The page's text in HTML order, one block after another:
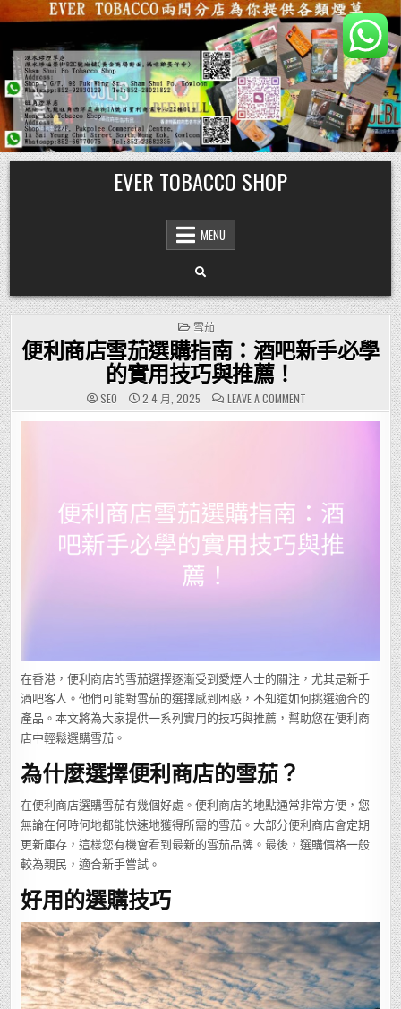
Skip
to
content
EVER TOBACCO SHOP
MENU
POSTED
IN
雪茄
便利商店雪茄選購指南：酒吧新手必學
的實用技巧與推薦！
SEO 2 4 月, 2025 LEAVE A COMMENTON
便
利
南：
酒
新
手
必
在香港，便利商店的雪茄選擇逐漸受到愛煙人士的關注，尤其是新手
酒吧客人。他們可能對雪茄的選擇感到困惑，不知道如何挑選適合的
產品。本文將為大家提供一系列實用的技巧與推薦，幫助您在便利商
店中輕鬆選購雪茄。
為什麼選擇便利商店的雪茄？
在便利商店選購雪茄有幾個好處。便利商店的地點通常非常方便，您
無論在何時何地都能快速地獲得所需的雪茄。大部分便利商店會定期
更新庫存，這樣您有機會看到最新的雪茄品牌。最後，選購價格一般
較為親民，適合新手嘗試。
好用的選購技巧